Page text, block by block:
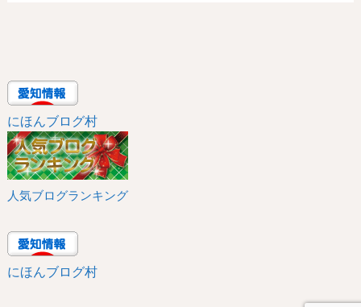
にほんブログ村
人気ブログランキング
にほんブログ村